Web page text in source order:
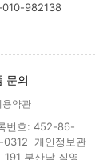
982138
문의
용약관
번호: 452-86-
0312 개인정보관
부산남 직영